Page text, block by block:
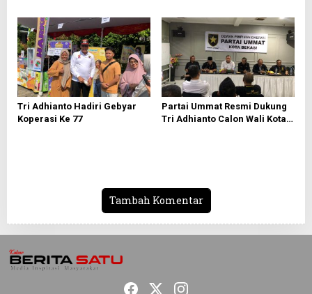
Tri Adhianto Hadiri Gebyar
Koperasi Ke 77
Partai Ummat Resmi Dukung
Tri Adhianto Calon Wali Kota
Tambah Komentar